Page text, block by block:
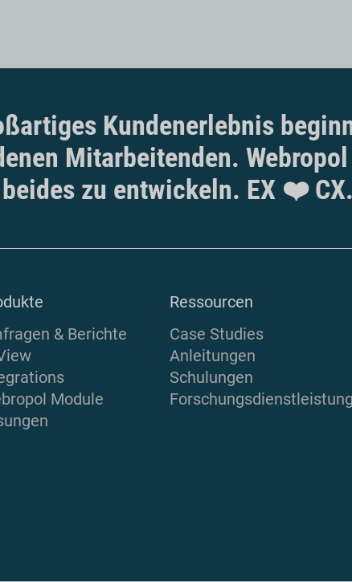
Kundenerlebnis
Mitarbeitenden.
zu entwickeln. EX ❤️ CX.
& Berichte
Module
Ressourcen
Case Studies
Anleitungen
Schulungen